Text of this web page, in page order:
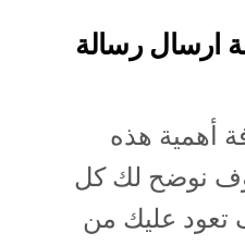
ارسال رسالة
أهمية هذه
نوضح لك كل
تعود عليك من